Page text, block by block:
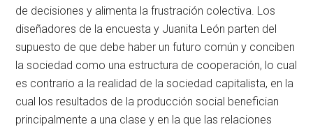
de decisiones y alimenta la frustración colectiva. Los
diseñadores de la encuesta y Juanita León parten del
supuesto de que debe haber un futuro común y conciben
la sociedad como una estructura de cooperación, lo cual
es contrario a la realidad de la sociedad capitalista, en la
cual los resultados de la producción social benefician
principalmente a una clase y en la que las relaciones